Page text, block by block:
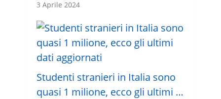
3 Aprile 2024
Studenti stranieri in Italia sono
quasi 1 milione, ecco gli ultimi …